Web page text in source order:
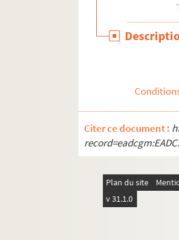
Citer ce document :
Plan du site
v 31.1.0